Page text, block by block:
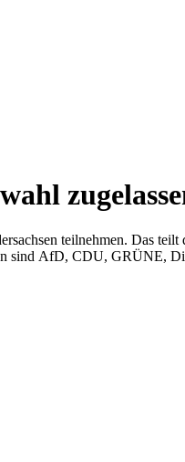
teilnehmen. Das
sind AfD, CDU, GRÜNE,